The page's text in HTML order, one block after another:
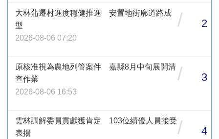
大林蒲遷村進度穩健推進 安置地街廓道路成
型
2026-08-06 07:20
/ 2
原核准視為農地列管案件 嘉縣8月中旬展開清
查作業
2026-08-06 16:53
/ 3
雲林調解委員貢獻獲肯定 103位績優人員接受
表揚
/ 4